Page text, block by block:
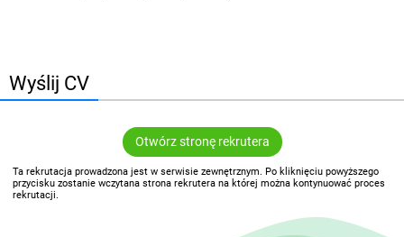
Wyślij CV
Otwórz stronę rekrutera
Ta rekrutacja prowadzona jest w serwisie zewnętrznym. Po kliknięciu powyższego
przycisku zostanie wczytana strona rekrutera na której można kontynuować proces
rekrutacji.